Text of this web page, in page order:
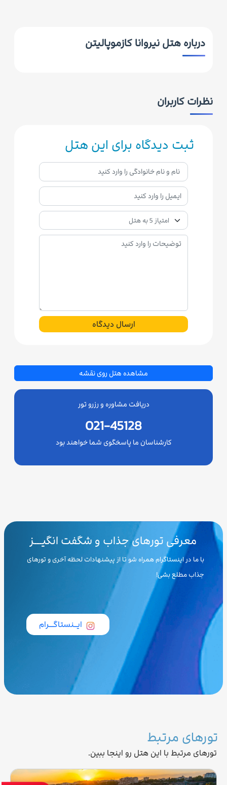
درباره هتل نیروانا کازموپالیتن
نظرات کاربران
ثبت دیدگاه برای این هتل
ارسال دیدگاه
مشاهده هتل روی نقشه
دریافت مشاوره و رزرو تور
021-45128
کارشناسان ما پاسخگوی شما خواهند بود
معرفی تورهای جذاب و شگفت انگیـــز
با ما در اینستاگرام همراه شو تا از پیشنهادات لحظه آخری و تورهای
جذاب مطلع بشی!
ایــنستاگـــرام
تورهای مرتبط
تورهای مرتبط با این هتل رو اینجا ببین.